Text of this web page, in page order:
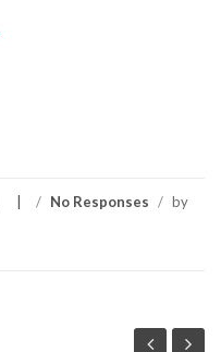
/ No Responses / by